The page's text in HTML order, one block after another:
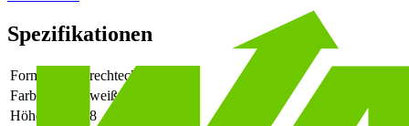
Spezifikationen
Form
rechteckig
Farbe
weiß
Höhe
8